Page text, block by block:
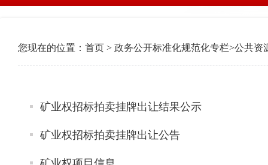
您现在的位置： 首页 > 政务公开标准化规范化专栏>公共资
矿业权招标拍卖挂牌出让结果公示
矿业权招标拍卖挂牌出让公告